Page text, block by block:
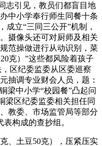
志引见，教员们都盲目地
中小学奉行师生同餐十条
成立“三同三公开”机制，
摄像头还可对厨师及相关
范操做进行从动识别，菜
克）”这些都风险着孩子
区纪委监委从区委巡察
抽调专业财会人员，题：
梁中小学“校园餐”凸起问
梁区纪委监委相关担任同
教委、市场监管局等部分
构成的查抄组。
土豆50克），压紧压实